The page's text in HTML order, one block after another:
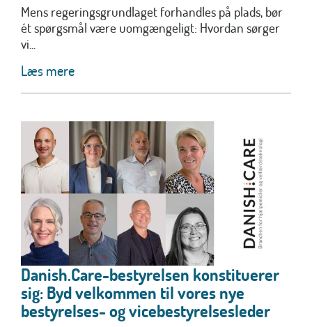
Mens regeringsgrundlaget forhandles på plads, bør
ét spørgsmål være uomgængeligt: Hvordan sørger
vi...
Læs mere
Danish.Care-bestyrelsen konstituerer
sig: Byd velkommen til vores nye
bestyrelses- og vicebestyrelsesleder